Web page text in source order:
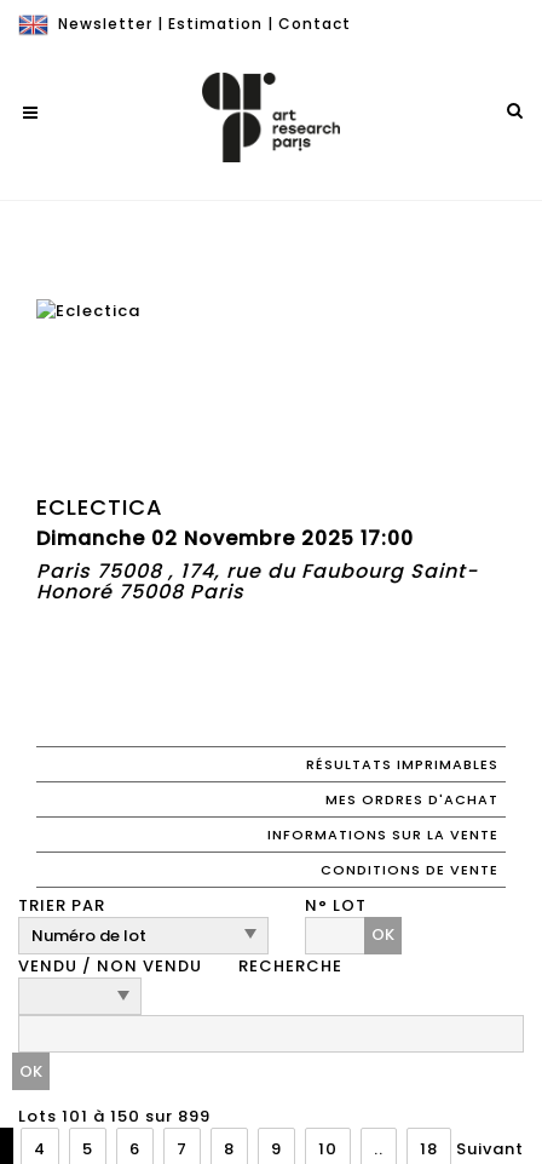
Newsletter | Estimation | Contact
ECLECTICA
Dimanche 02 Novembre 2025 17:00
Paris 75008 , 174, rue du Faubourg Saint-
Honoré 75008 Paris
RÉSULTATS IMPRIMABLES
MES ORDRES D'ACHAT
INFORMATIONS SUR LA VENTE
CONDITIONS DE VENTE
TRIER PAR
N° LOT
OK
VENDU / NON VENDU
RECHERCHE
Lots 101 à 150 sur 899
4
5 6 7 8 9 10 .. 18 Suivant